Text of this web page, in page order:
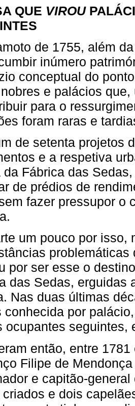
QUE VIROU
de 1755, além
inúmero
conceptual do
e palácios
para o
foram raras e
de setenta projetos
e a respetiva
da Fábrica das
de prédios de
fazer pressupor o
um pouco por isso,
problemáticas
por ser esse o
das Sedas, erguidas
Nas duas últimas
conhecida por
ocupantes seguintes,
então, entre
Filipe de
e capitão-general
criados e dois